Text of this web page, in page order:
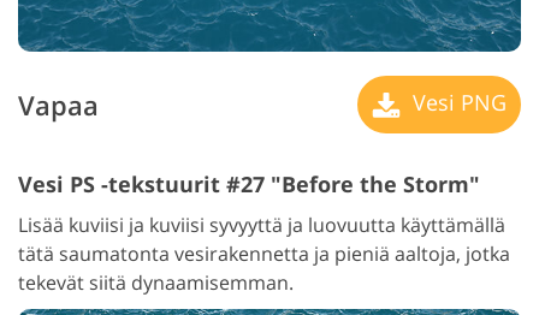
Vapaa Vesi PNG
Vesi PS -tekstuurit #27 "Before the Storm"
Lisää kuviisi ja kuviisi syvyyttä ja luovuutta käyttämällä
tätä saumatonta vesirakennetta ja pieniä aaltoja, jotka
tekevät siitä dynaamisemman.